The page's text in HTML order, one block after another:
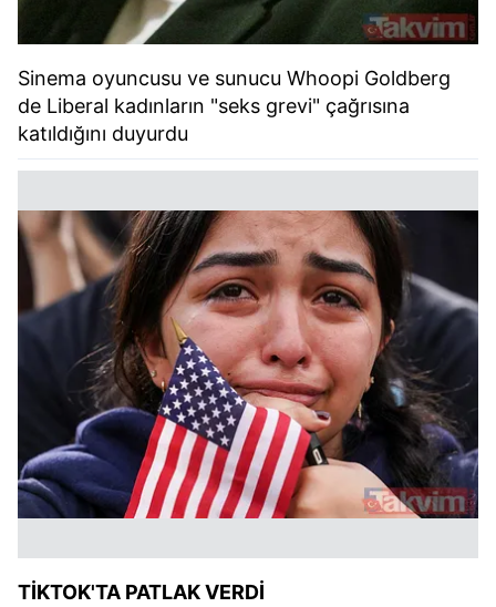
Sinema oyuncusu ve sunucu Whoopi Goldberg
de Liberal kadınların "seks grevi" çağrısına
katıldığını duyurdu
TİKTOK'TA PATLAK VERDİ